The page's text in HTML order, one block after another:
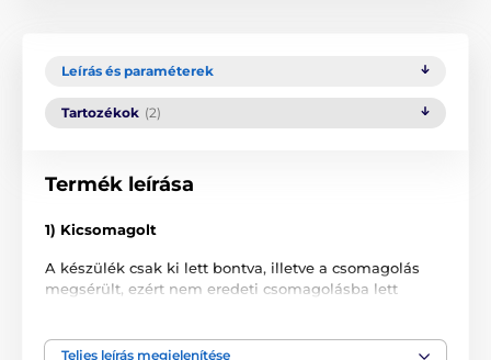
Leírás és paraméterek
Tartozékok (2)
Termék leírása
1) Kicsomagolt
A készülék csak ki lett bontva, illetve a csomagolás
megsérült, ezért nem eredeti csomagolásba lett
2) Újszerű
Teljes leírás megjelenítése